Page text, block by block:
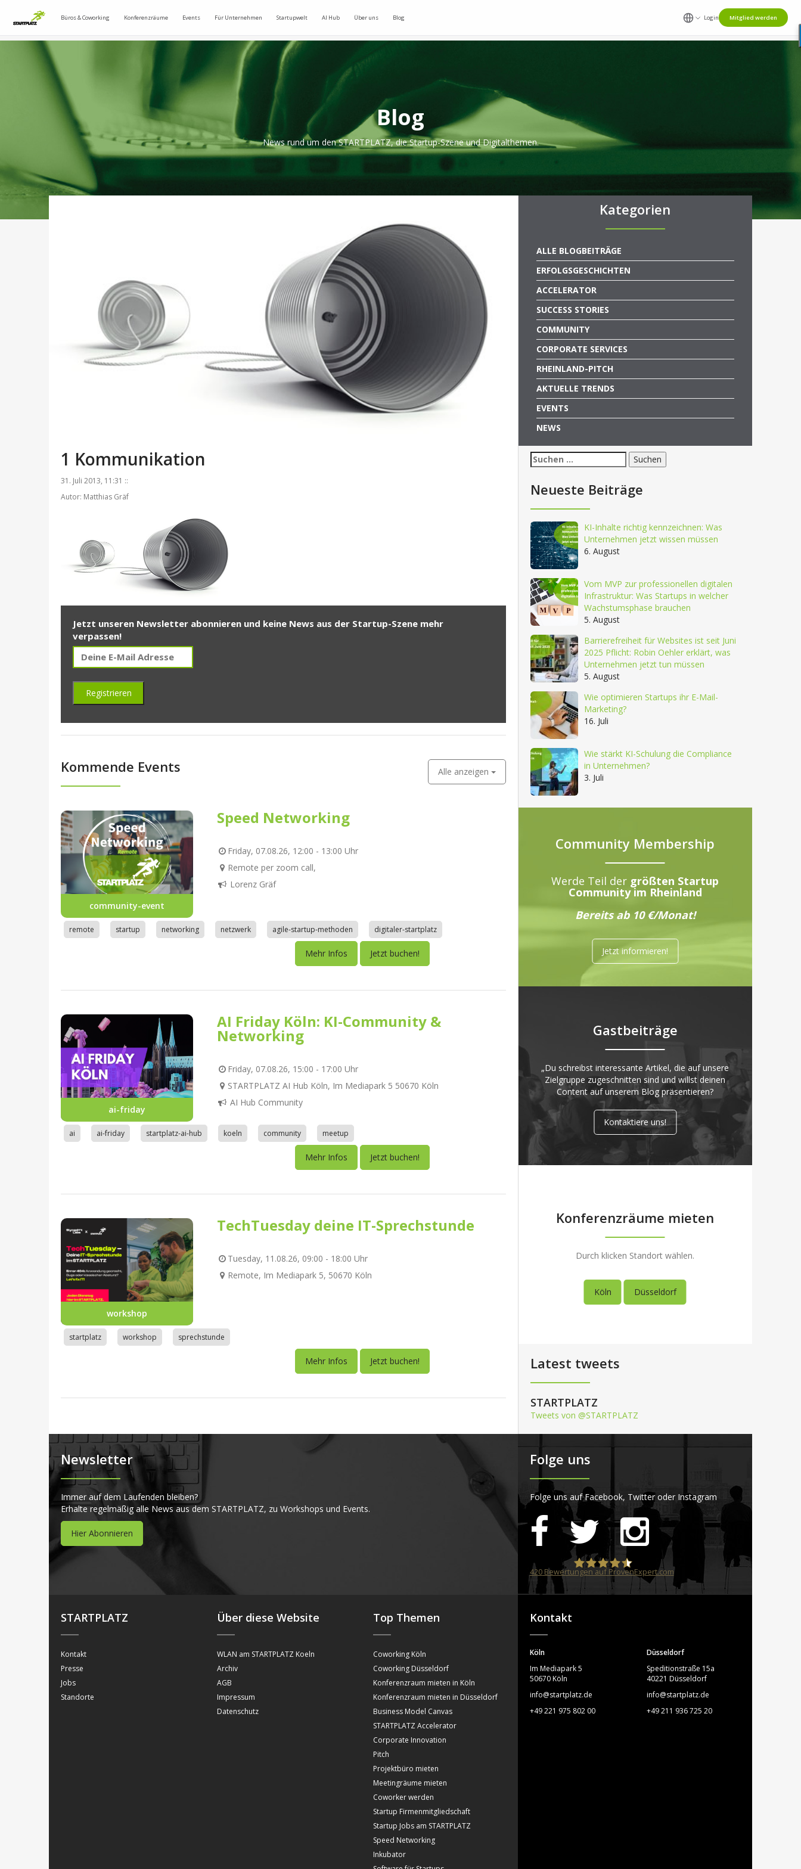
Büros & Coworking Konferenzräume Events Für Unternehmen Startupwelt AI Hub Über uns Blog Login Mitglied werden
Blog
News rund um den STARTPLATZ, die Startup-Szene und Digitalthemen.
1 Kommunikation
31. Juli 2013, 11:31 ::
Autor: Matthias Gräf
Jetzt unseren Newsletter abonnieren und keine News aus der Startup-Szene mehr
verpassen!
Kommende Events Alle anzeigen
community-event
Speed Networking
Friday, 07.08.26, 12:00 - 13:00 Uhr
Remote per zoom call,
Lorenz Gräf
remote startup networking netzwerk agile-startup-methoden digitaler-startplatz
Mehr Infos Jetzt buchen!
ai-friday
AI Friday Köln: KI-Community &
Networking
Friday, 07.08.26, 15:00 - 17:00 Uhr
STARTPLATZ AI Hub Köln, Im Mediapark 5 50670 Köln
AI Hub Community
ai ai-friday startplatz-ai-hub koeln community meetup
Mehr Infos Jetzt buchen!
workshop
TechTuesday deine IT-Sprechstunde
Tuesday, 11.08.26, 09:00 - 18:00 Uhr
Remote, Im Mediapark 5, 50670 Köln
startplatz workshop sprechstunde
Mehr Infos Jetzt buchen!
Kategorien
ALLE BLOGBEITRÄGE
ERFOLGSGESCHICHTEN
ACCELERATOR
SUCCESS STORIES
COMMUNITY
CORPORATE SERVICES
RHEINLAND-PITCH
AKTUELLE TRENDS
EVENTS
NEWS
Suchen
nach:
Neueste Beiträge
KI-Inhalte richtig kennzeichnen: Was
Unternehmen jetzt wissen müssen
6. August
Vom MVP zur professionellen digitalen
Infrastruktur: Was Startups in welcher
Wachstumsphase brauchen
5. August
Barrierefreiheit für Websites ist seit Juni
2025 Pflicht: Robin Oehler erklärt, was
Unternehmen jetzt tun müssen
5. August
Wie optimieren Startups ihr E-Mail-
Marketing?
16. Juli
Wie stärkt KI-Schulung die Compliance
in Unternehmen?
3. Juli
Community Membership
Werde Teil der größten Startup
Community im Rheinland
Bereits ab 10 €/Monat!
Jetzt informieren!
Gastbeiträge
„Du schreibst interessante Artikel, die auf unsere
Zielgruppe zugeschnitten sind und willst deinen
Content auf unserem Blog präsentieren?
Kontaktiere uns!
Konferenzräume mieten
Durch klicken Standort wählen.
Köln Düsseldorf
Latest tweets
STARTPLATZ
Tweets von @STARTPLATZ
Newsletter
Immer auf dem Laufenden bleiben?
Erhalte regelmäßig alle News aus dem STARTPLATZ, zu Workshops und Events.
Hier Abonnieren
Folge uns
Folge uns auf Facebook, Twitter oder Instagram
STARTPLATZ
420Bewertungen auf ProvenExpert.com
STARTPLATZ
Kontakt
Presse
Jobs
Standorte
Über diese Website
WLAN am STARTPLATZ Koeln
Archiv
AGB
Impressum
Datenschutz
Top Themen
Coworking Köln
Coworking Düsseldorf
Konferenzraum mieten in Köln
Konferenzraum mieten in Düsseldorf
Business Model Canvas
STARTPLATZ Accelerator
Corporate Innovation
Pitch
Projektbüro mieten
Meetingräume mieten
Coworker werden
Startup Firmenmitgliedschaft
Startup Jobs am STARTPLATZ
Speed Networking
Inkubator
Kontakt
Köln
Im Mediapark 5
50670 Köln
info@startplatz.de
+49 221 975 802 00
Düsseldorf
Speditionstraße 15a
40221 Düsseldorf
info@startplatz.de
+49 211 936 725 20